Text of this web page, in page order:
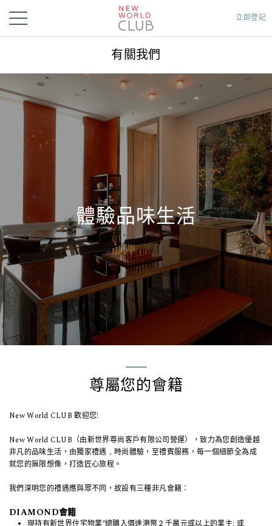
立即登記
有關我們
體驗品味生活
尊屬您的會籍
New World CLUB 歡迎您!
New World CLUB（由新世界尊尚客戶有限公司營運），致力為您創造優越
非凡的品味生活，由獨家禮遇﹑時尚體驗，至禮賓服務，每一個細節全為成
就您的無限想像，打造匠心旅程。
我們深明您的禮遇應與眾不同，故設有三種非凡會籍：
DIAMOND會籍